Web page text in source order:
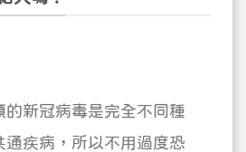
的新冠病毒是完全不同種
通疾病，所以不用過度恐